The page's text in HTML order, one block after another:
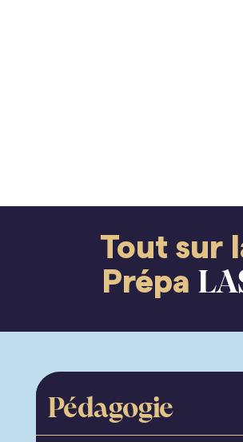
Tout sur
Prépa
Pédagogie